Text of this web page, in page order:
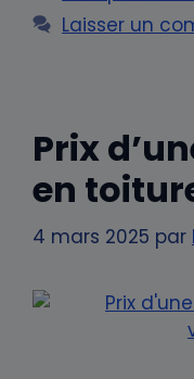
Laisser un
Prix
en
4 mars 2025 par